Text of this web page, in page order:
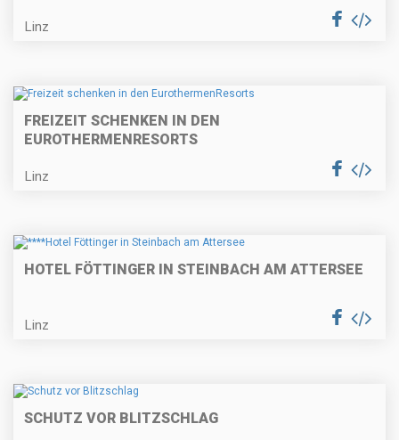
Linz
FREIZEIT SCHENKEN IN DEN
EUROTHERMENRESORTS
Linz
HOTEL FÖTTINGER IN STEINBACH AM ATTERSEE
Linz
SCHUTZ VOR BLITZSCHLAG